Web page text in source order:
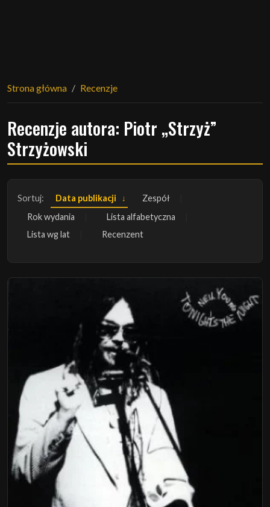
Strona główna Recenzje
Recenzje autora: Piotr „Strzyż”
Strzyżowski
Sortuj: Data publikacji
Zespół
Rok wydania
Lista alfabetyczna
Lista wg lat
Recenzent